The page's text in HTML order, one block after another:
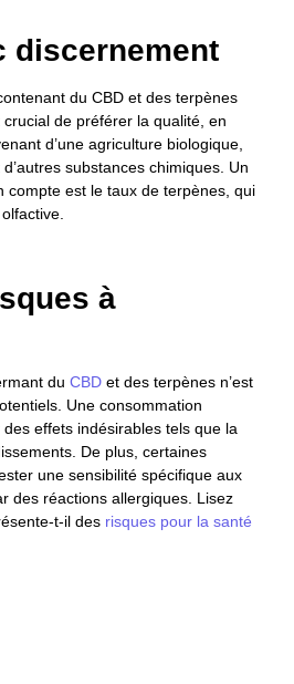
discernement
du CBD et des terpènes
de préférer la qualité, en
d’une agriculture biologique,
substances chimiques. Un
compte est le taux de terpènes, qui
à
du CBD et des terpènes n’est
Une consommation
effets indésirables tels que la
De plus, certaines
une sensibilité spécifique aux
des réactions allergiques. Lisez
t-il des risques pour la santé